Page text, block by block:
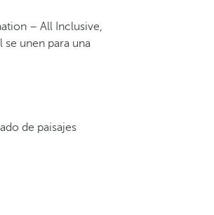
– All Inclusive,
unen para una
de paisajes